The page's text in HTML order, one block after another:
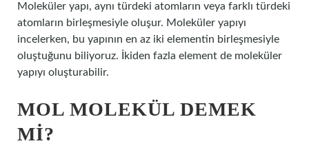
Moleküler yapı, aynı türdeki atomların veya farklı türdeki
atomların birleşmesiyle oluşur. Moleküler yapıyı
incelerken, bu yapının en az iki elementin birleşmesiyle
oluştuğunu biliyoruz. İkiden fazla element de moleküler
yapıyı oluşturabilir.
MOL MOLEKÜL DEMEK
MI?